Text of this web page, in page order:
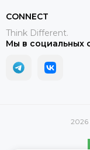
CONNECT
Think Different.
Мы в социальных
2026